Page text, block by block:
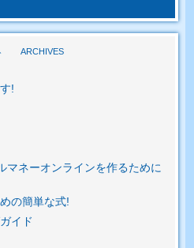
ARCHIVES
!
マネーオンラインを作るために
の簡単​​な式!
イド